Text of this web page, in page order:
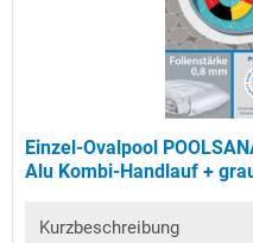
Einzel-Ovalpool
Alu Kombi-Handlauf +
Kurzbeschreibung